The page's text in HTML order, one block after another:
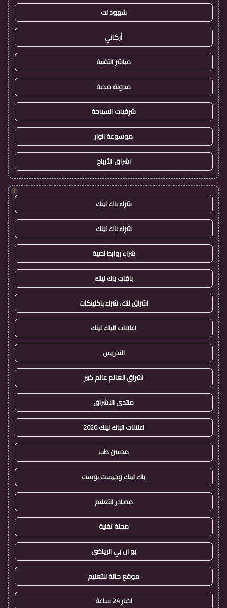
شهود نت
أركاني
مباشر التقنية
مدونة صحبة
شرقيات السياحة
موسوعة انوار
اشراق الأرباح
!
شراء باك لينك
شراء باك لينك
شراء روابط نصية
باقات باك لينك
اشراق لنك، شراء باكلينكات
اعلانات الباك لينك
التدريس
اشراق العالم عالم كبير
منتدى الاشراق
اعلانات الباك لينك 2026
مدسن طب
باك لينك وجيست بوست
مصادر التعليم
مجلة تقنية
يو ان بي الرياضي
موقع حالة للتعليم
اخبار 24 ساعة